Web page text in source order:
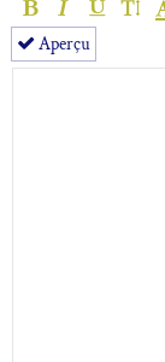
Aperçu